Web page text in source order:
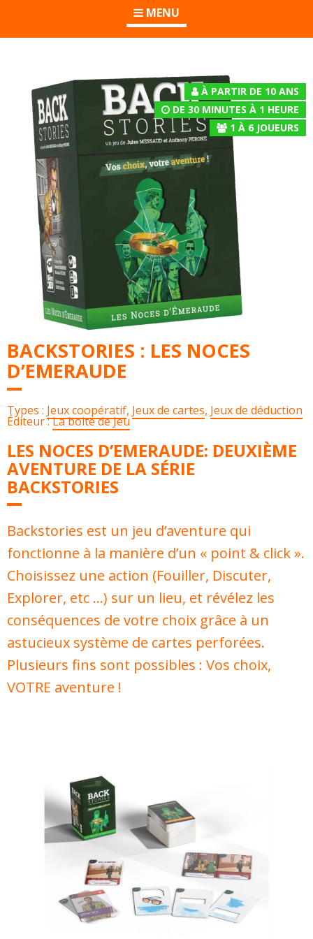
MENU
À PARTIR DE 10 ANS
DE 30 MINUTES À 1 HEURE
1 À 6 JOUEURS
BACKSTORIES : LES NOCES
D’EMERAUDE
Types : Jeux coopératif, Jeux de cartes, Jeux de déduction
Éditeur :La boite de Jeu
LES NOCES D’EMERAUDE: DEUXIÈME
AVENTURE DE LA SÉRIE
BACKSTORIES
Backstories est un jeu d’aventure qui
fonctionne à la manière d’un « point & click ».
Choisissez une action (Fouiller, Discuter,
Explorer, etc …) sur un lieu, et révélez les
conséquences de votre choix grâce à un
astucieux système de cartes perforées.
Plusieurs fins sont possibles : Vos choix,
VOTRE aventure !